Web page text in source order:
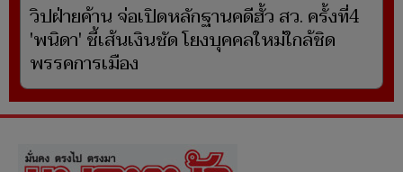
วิปฝ่ายค้าน จ่อเปิดหลักฐานคดีฮั้ว สว. ครั้งที่4
'พนิดา' ชี้เส้นเงินชัด โยงบุคคลใหม่ใกล้ชิด
พรรคการเมือง